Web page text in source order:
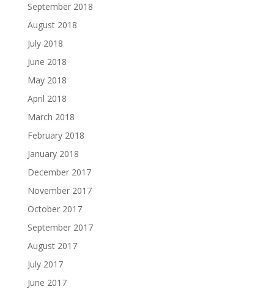
September 2018
August 2018
July 2018
June 2018
May 2018
April 2018
March 2018
February 2018
January 2018
December 2017
November 2017
October 2017
September 2017
August 2017
July 2017
June 2017